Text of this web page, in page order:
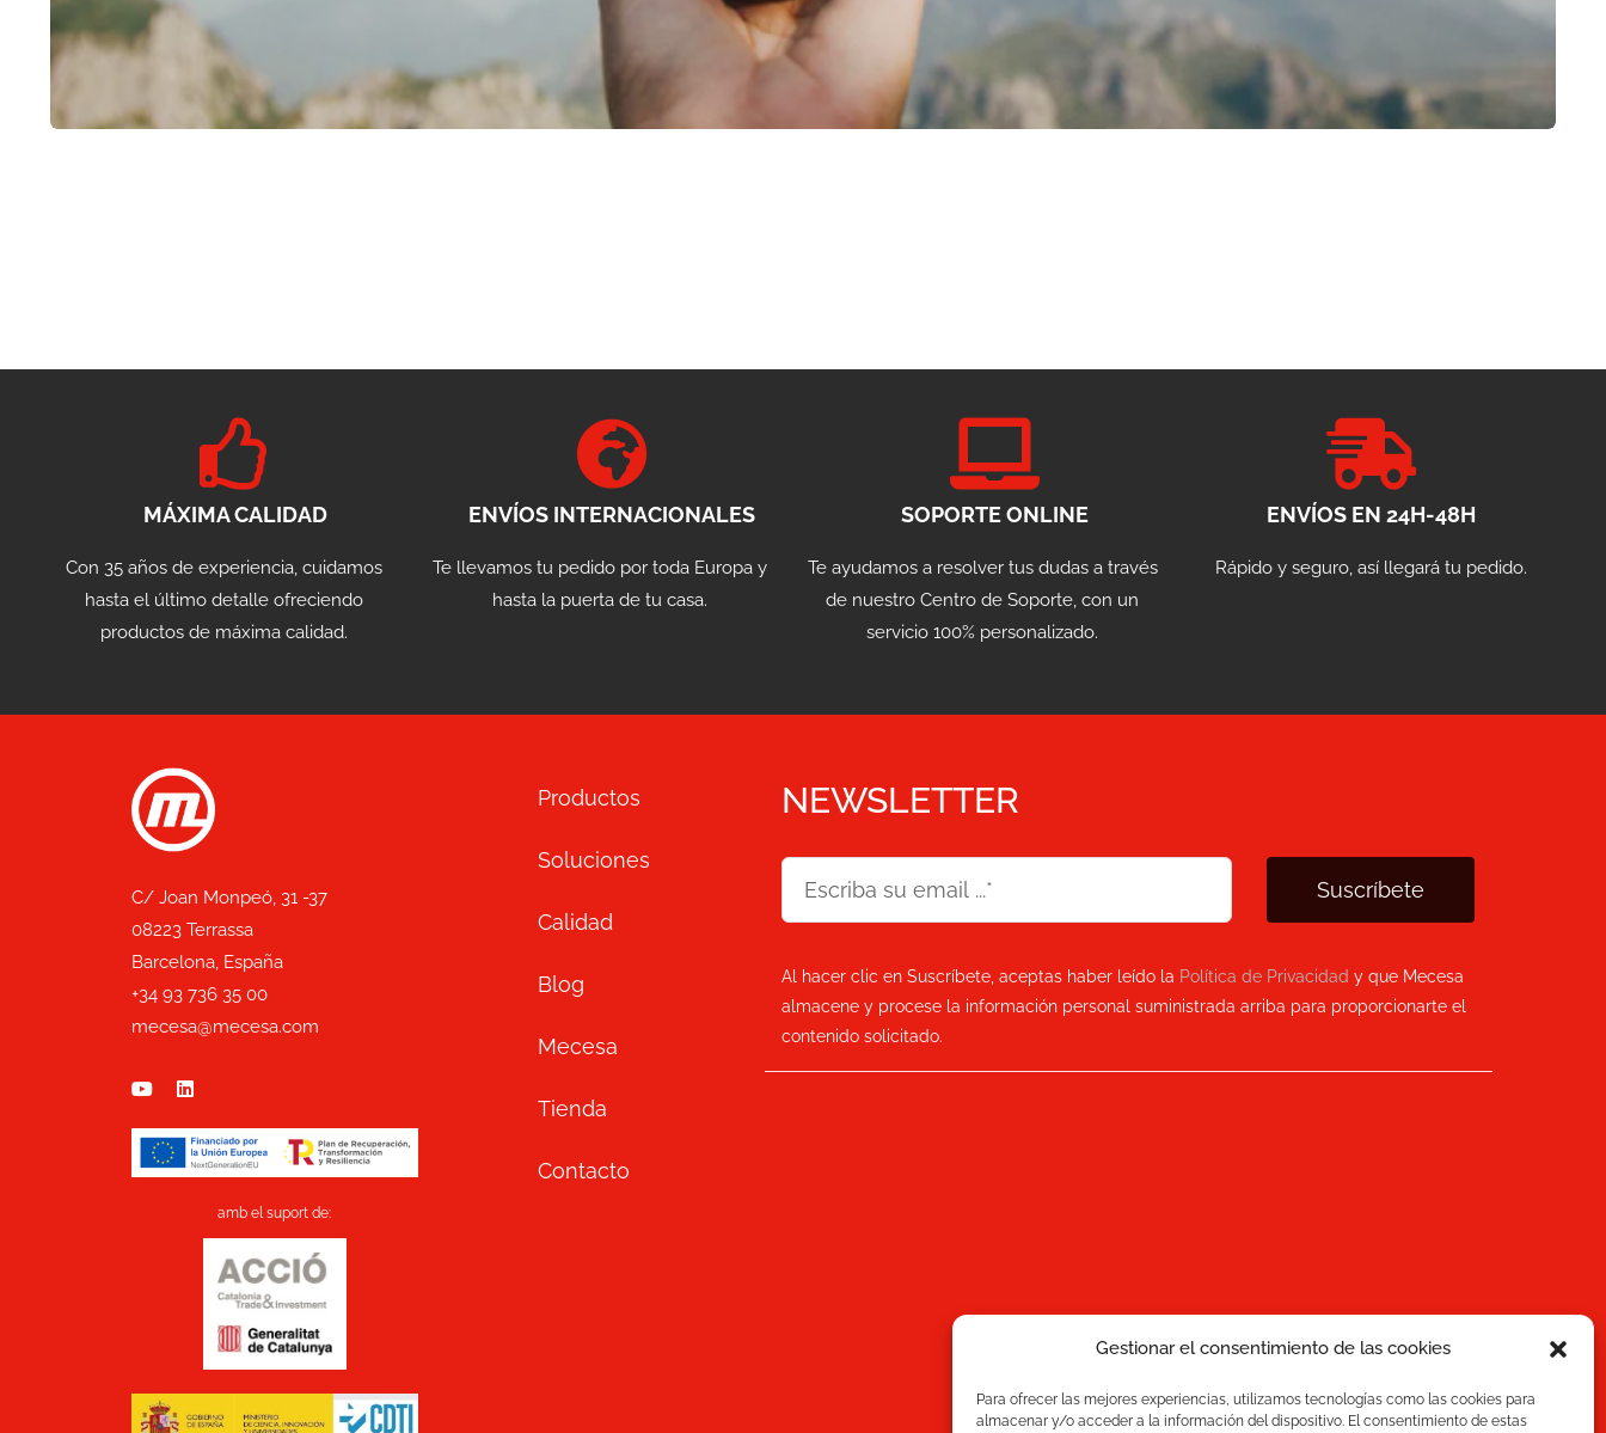
Gestionar el consentimiento de las cookies
Para ofrecer las mejores experiencias, utilizamos tecnologías como las cookies para
almacenar y/o acceder a la información del dispositivo. El consentimiento de estas
MÁXIMA CALIDAD ENVÍOS INTERNACIONALES SOPORTE ONLINE ENVÍOS EN 24H-48H
Con 35 años de experiencia, cuidamos
hasta el último detalle ofreciendo
productos de máxima calidad.
Te llevamos tu pedido por toda Europa y
hasta la puerta de tu casa.
Te ayudamos a resolver tus dudas a través
de nuestro Centro de Soporte, con un
servicio 100% personalizado.
Rápido y seguro, así llegará tu pedido.
C/ Joan Monpeó, 31 -37
08223 Terrassa
Barcelona, España
+34 93 736 35 00
mecesa@mecesa.com
amb el suport de:
Productos
Soluciones
Calidad
Blog
Mecesa
Tienda
Contacto
NEWSLETTER
Suscríbete
Al hacer clic en Suscríbete, aceptas haber leído la Política de Privacidad y que Mecesa
almacene y procese la información personal suministrada arriba para proporcionarte el
contenido solicitado.